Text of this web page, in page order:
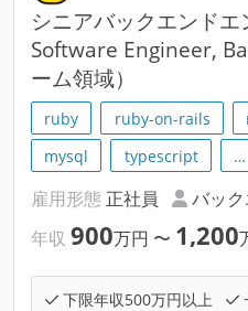
シニアバックエンド
Software Engineer,
ーム領域）
ruby ruby-on-rails
mysql
typescript …
雇用形態 正社員 バッ
年収 900万円 〜 1,200
下限年収500万円以上